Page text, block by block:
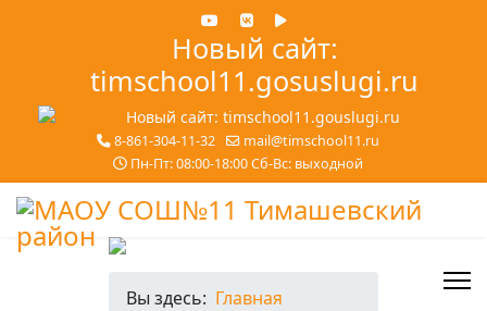
Новый сайт:
timschool11.gosuslugi.ru
8-861-304-11-32
mail@timschool11.ru
Пн-Пт: 08:00-18:00 Сб-Вс: выходной
Вы здесь: Главная